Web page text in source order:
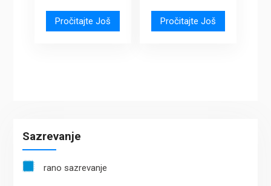
Pročitajte Još Pročitajte Još
Sazrevanje
rano sazrevanje